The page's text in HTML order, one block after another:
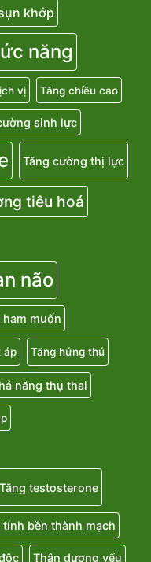
khớp
năng
vị Tăng chiều cao
sinh lực
Tăng cường thị lực
tiêu hoá
não
ham muốn
áp Tăng hứng thú
năng thụ thai
Tăng testosterone
tính bền thành mạch
Thận dương yếu